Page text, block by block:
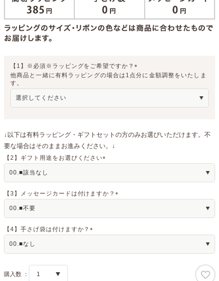
【1】※必須※ラッピングをご希望ですか？
(
他商品と一緒に有料ラッピングの場合は1点分に金額調整をいたしま
す。
↓以下は有料ラッピング・ギフトセットの方のみお選びいただけます。不
要な場合はそのままお進みください。↓
【2】ギフト用途をお選びください
須
)
【3】メッセージカードは付けますか？
須
【4】手さげ袋は付けますか？
須